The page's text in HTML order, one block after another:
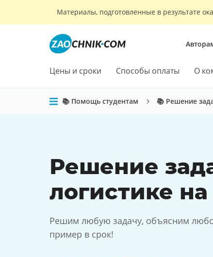
Материалы, подготовленные в результате
Цены и сроки Способы оплаты О
📚 Помощь студентам 📚 Решение
Решение
логистике на
Решим любую задачу, объясним
пример в срок!